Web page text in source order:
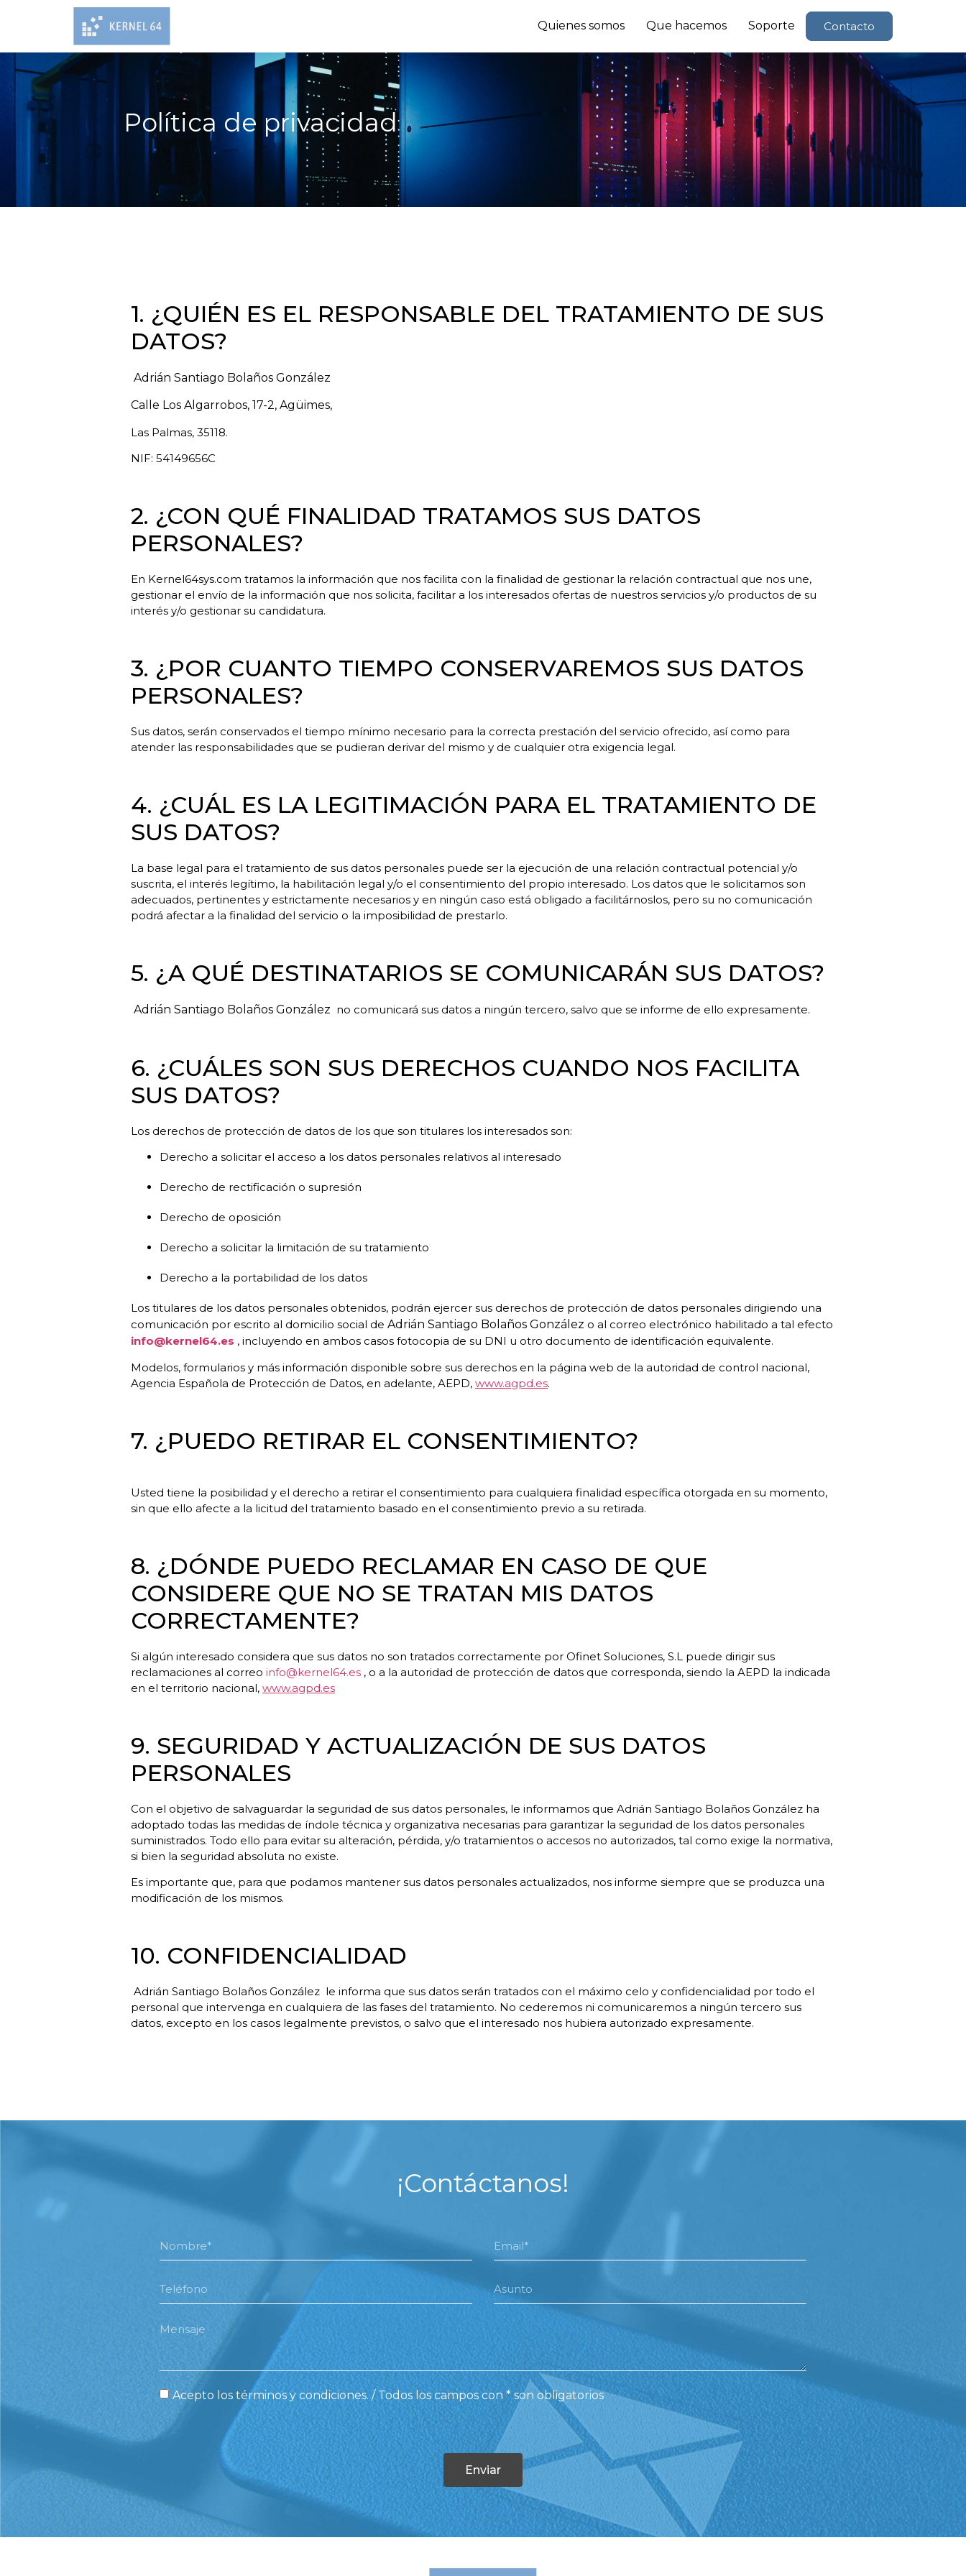
Quienes somos Que hacemos Soporte Contacto
Política de privacidad
1. ¿QUIÉN ES EL RESPONSABLE DEL TRATAMIENTO DE SUS
DATOS?
Adrián Santiago Bolaños González
Calle Los Algarrobos, 17-2, Agüimes,
Las Palmas, 35118.
NIF: 54149656C
2. ¿CON QUÉ FINALIDAD TRATAMOS SUS DATOS
PERSONALES?
En Kernel64sys.com tratamos la información que nos facilita con la finalidad de gestionar la relación contractual que nos une,
gestionar el envío de la información que nos solicita, facilitar a los interesados ofertas de nuestros servicios y/o productos de su
interés y/o gestionar su candidatura.
3. ¿POR CUANTO TIEMPO CONSERVAREMOS SUS DATOS
PERSONALES?
Sus datos, serán conservados el tiempo mínimo necesario para la correcta prestación del servicio ofrecido, así como para
atender las responsabilidades que se pudieran derivar del mismo y de cualquier otra exigencia legal.
4. ¿CUÁL ES LA LEGITIMACIÓN PARA EL TRATAMIENTO DE
SUS DATOS?
La base legal para el tratamiento de sus datos personales puede ser la ejecución de una relación contractual potencial y/o
suscrita, el interés legítimo, la habilitación legal y/o el consentimiento del propio interesado. Los datos que le solicitamos son
adecuados, pertinentes y estrictamente necesarios y en ningún caso está obligado a facilitárnoslos, pero su no comunicación
podrá afectar a la finalidad del servicio o la imposibilidad de prestarlo.
5. ¿A QUÉ DESTINATARIOS SE COMUNICARÁN SUS DATOS?
Adrián Santiago Bolaños González no comunicará sus datos a ningún tercero, salvo que se informe de ello expresamente.
6. ¿CUÁLES SON SUS DERECHOS CUANDO NOS FACILITA
SUS DATOS?
Los derechos de protección de datos de los que son titulares los interesados son:
Derecho a solicitar el acceso a los datos personales relativos al interesado
Derecho de rectificación o supresión
Derecho de oposición
Derecho a solicitar la limitación de su tratamiento
Derecho a la portabilidad de los datos
Los titulares de los datos personales obtenidos, podrán ejercer sus derechos de protección de datos personales dirigiendo una
comunicación por escrito al domicilio social de Adrián Santiago Bolaños González o al correo electrónico habilitado a tal efecto
info@kernel64.es , incluyendo en ambos casos fotocopia de su DNI u otro documento de identificación equivalente.
Modelos, formularios y más información disponible sobre sus derechos en la página web de la autoridad de control nacional,
Agencia Española de Protección de Datos, en adelante, AEPD, www.agpd.es.
7. ¿PUEDO RETIRAR EL CONSENTIMIENTO?
Usted tiene la posibilidad y el derecho a retirar el consentimiento para cualquiera finalidad específica otorgada en su momento,
sin que ello afecte a la licitud del tratamiento basado en el consentimiento previo a su retirada.
8. ¿DÓNDE PUEDO RECLAMAR EN CASO DE QUE
CONSIDERE QUE NO SE TRATAN MIS DATOS
CORRECTAMENTE?
Si algún interesado considera que sus datos no son tratados correctamente por Ofinet Soluciones, S.L puede dirigir sus
reclamaciones al correo info@kernel64.es , o a la autoridad de protección de datos que corresponda, siendo la AEPD la indicada
en el territorio nacional, www.agpd.es
9. SEGURIDAD Y ACTUALIZACIÓN DE SUS DATOS
PERSONALES
Con el objetivo de salvaguardar la seguridad de sus datos personales, le informamos que Adrián Santiago Bolaños González ha
adoptado todas las medidas de índole técnica y organizativa necesarias para garantizar la seguridad de los datos personales
suministrados. Todo ello para evitar su alteración, pérdida, y/o tratamientos o accesos no autorizados, tal como exige la normativa,
si bien la seguridad absoluta no existe.
Es importante que, para que podamos mantener sus datos personales actualizados, nos informe siempre que se produzca una
modificación de los mismos.
10. CONFIDENCIALIDAD
Adrián Santiago Bolaños González le informa que sus datos serán tratados con el máximo celo y confidencialidad por todo el
personal que intervenga en cualquiera de las fases del tratamiento. No cederemos ni comunicaremos a ningún tercero sus
datos, excepto en los casos legalmente previstos, o salvo que el interesado nos hubiera autorizado expresamente.
¡Contáctanos!
Acepto los términos y condiciones. / Todos los campos con * son obligatorios
Enviar